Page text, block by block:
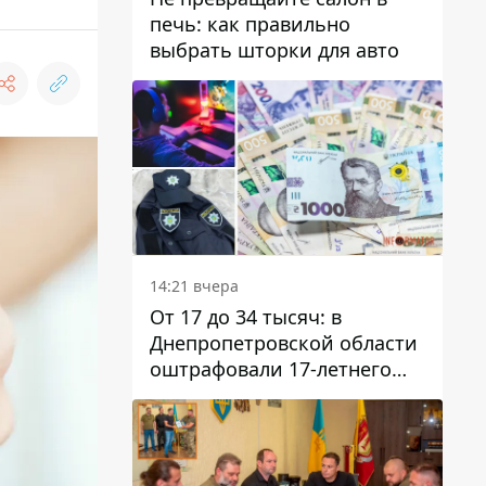
печь: как правильно
выбрать шторки для авто
14:21 вчера
От 17 до 34 тысяч: в
Днепропетровской области
оштрафовали 17-летнего
парня за развлекательный
стрим в полицейской
форме